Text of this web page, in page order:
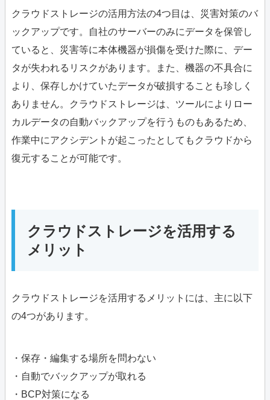
クラウドストレージの活用方法の4つ目は、災害対策のバ
ックアップです。自社のサーバーのみにデータを保管し
ていると、災害等に本体機器が損傷を受けた際に、デー
タが失われるリスクがあります。また、機器の不具合に
より、保存しかけていたデータが破損することも珍しく
ありません。クラウドストレージは、ツールによりロー
カルデータの自動バックアップを行うものもあるため、
作業中にアクシデントが起こったとしてもクラウドから
復元することが可能です。
クラウドストレージを活用する
メリット
クラウドストレージを活用するメリットには、主に以下
の4つがあります。
・保存・編集する場所を問わない
・自動でバックアップが取れる
・BCP対策になる